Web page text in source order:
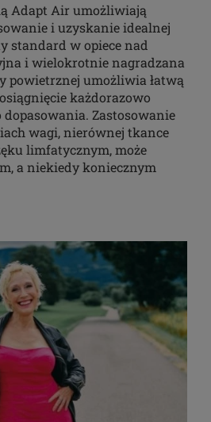
Adapt Air umożliwiają
i uzyskanie idealnej
standard w opiece nad
i wielokrotnie nagradzana
powietrznej umożliwia łatwą
każdorazowo
Zastosowanie
wagi, nierównej tkance
limfatycznym, może
a niekiedy koniecznym